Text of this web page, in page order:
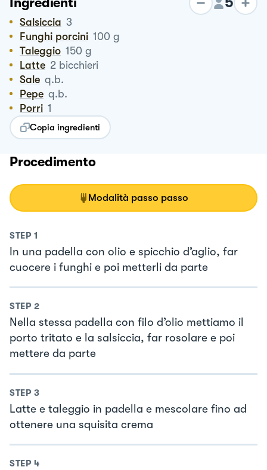
Salsiccia 3
Funghi porcini 100 g
Taleggio 150 g
Latte 2 bicchieri
Sale q.b.
Pepe q.b.
Porri 1
Copia ingredienti
Procedimento
Modalità passo passo
STEP 1
In una padella con olio e spicchio d’aglio, far
cuocere i funghi e poi metterli da parte
STEP 2
Nella stessa padella con filo d’olio mettiamo il
porto tritato e la salsiccia, far rosolare e poi
mettere da parte
STEP 3
Latte e taleggio in padella e mescolare fino ad
ottenere una squisita crema
STEP 4